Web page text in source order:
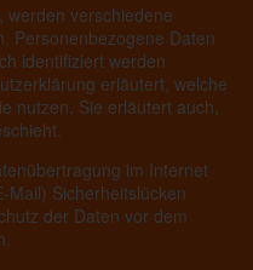
werden verschiedene
Personenbezogene Daten
identifiziert werden
erläutert, welche
nutzen. Sie erläutert auch,
im Internet
Mail) Sicherheitslücken
der Daten vor dem